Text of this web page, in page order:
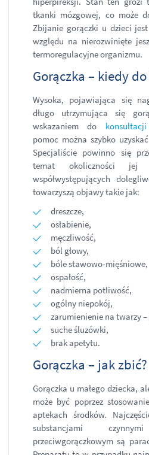
tkanki mózgowej, co może
Zbijanie gorączki u dzieci
względu na nierozwinięte
termoregulacyjne organizmu.
Gorączka – kiedy
Wysoka, pojawiająca się
długo utrzymująca się
wskazaniem do
pomoc można szybko
Specjaliście powinno się
temat okoliczności
współwystępujących
towarzyszą objawy takie jak:
dreszcze,
osłabienie,
męczliwość,
ból głowy,
bóle stawowo-mięśniowe,
ospałość,
nadmierna potliwość,
ogólny niepokój,
zarumienienie na twarzy
suche śluzówki,
brak apetytu.
Gorączka – jak zbić?
Gorączka u małego dziecka,
może być poprzez
aptekach środków.
substancjami
przeciwgorączkowym są